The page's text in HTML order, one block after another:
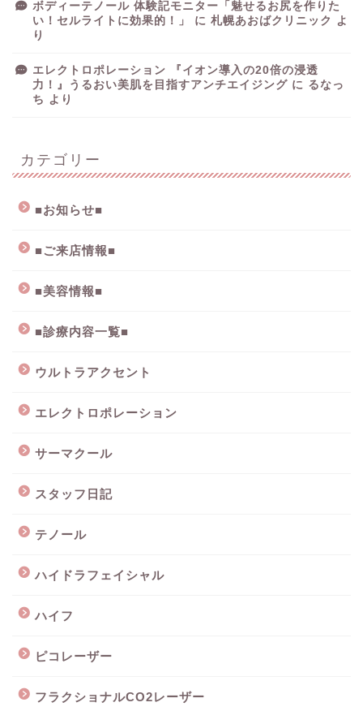
ボディーテノール 体験記モニター「魅せるお尻を作りた
い！セルライトに効果的！」
に 札幌あおばクリニック
よ
り
エレクトロポレーション 『イオン導入の20倍の浸透
力！』うるおい美肌を目指すアンチエイジング に るなっ
ち より
カテゴリー
■お知らせ■
■ご来店情報■
■美容情報■
■診療内容一覧■
ウルトラアクセント
エレクトロポレーション
サーマクール
スタッフ日記
テノール
ハイドラフェイシャル
ハイフ
ピコレーザー
フラクショナルCO2レーザー